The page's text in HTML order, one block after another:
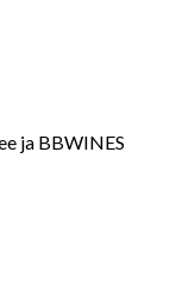
ja BBWINES